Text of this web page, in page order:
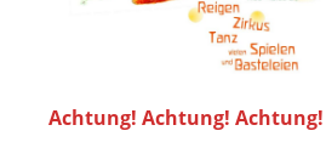
Achtung! Achtung! Achtung!